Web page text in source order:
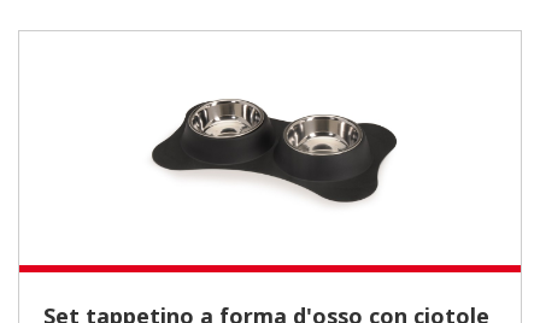
Set tappetino a forma d'osso con ciotole